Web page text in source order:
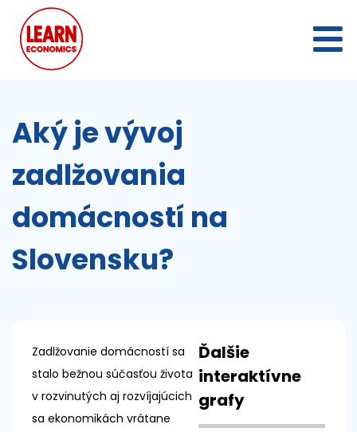
Aký je vývoj
zadlžovania
domácností na
Slovensku?
Zadlžovanie domácností sa
stalo bežnou súčasťou života
v rozvinutých aj rozvíjajúcich
sa ekonomikách vrátane
Ďalšie
interaktívne
grafy